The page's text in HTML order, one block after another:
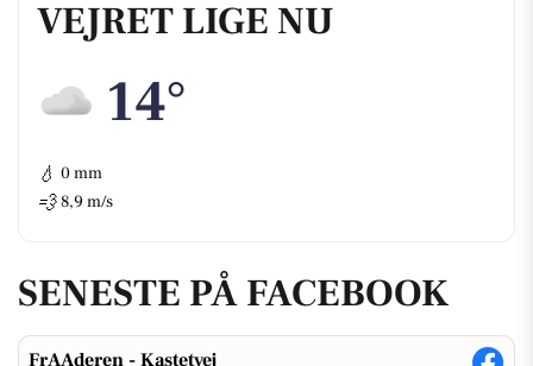
VEJRET LIGE NU
14°
💧 0 mm
💨 8,9 m/s
SENESTE PÅ FACEBOOK
FrAAderen - Kastetvej